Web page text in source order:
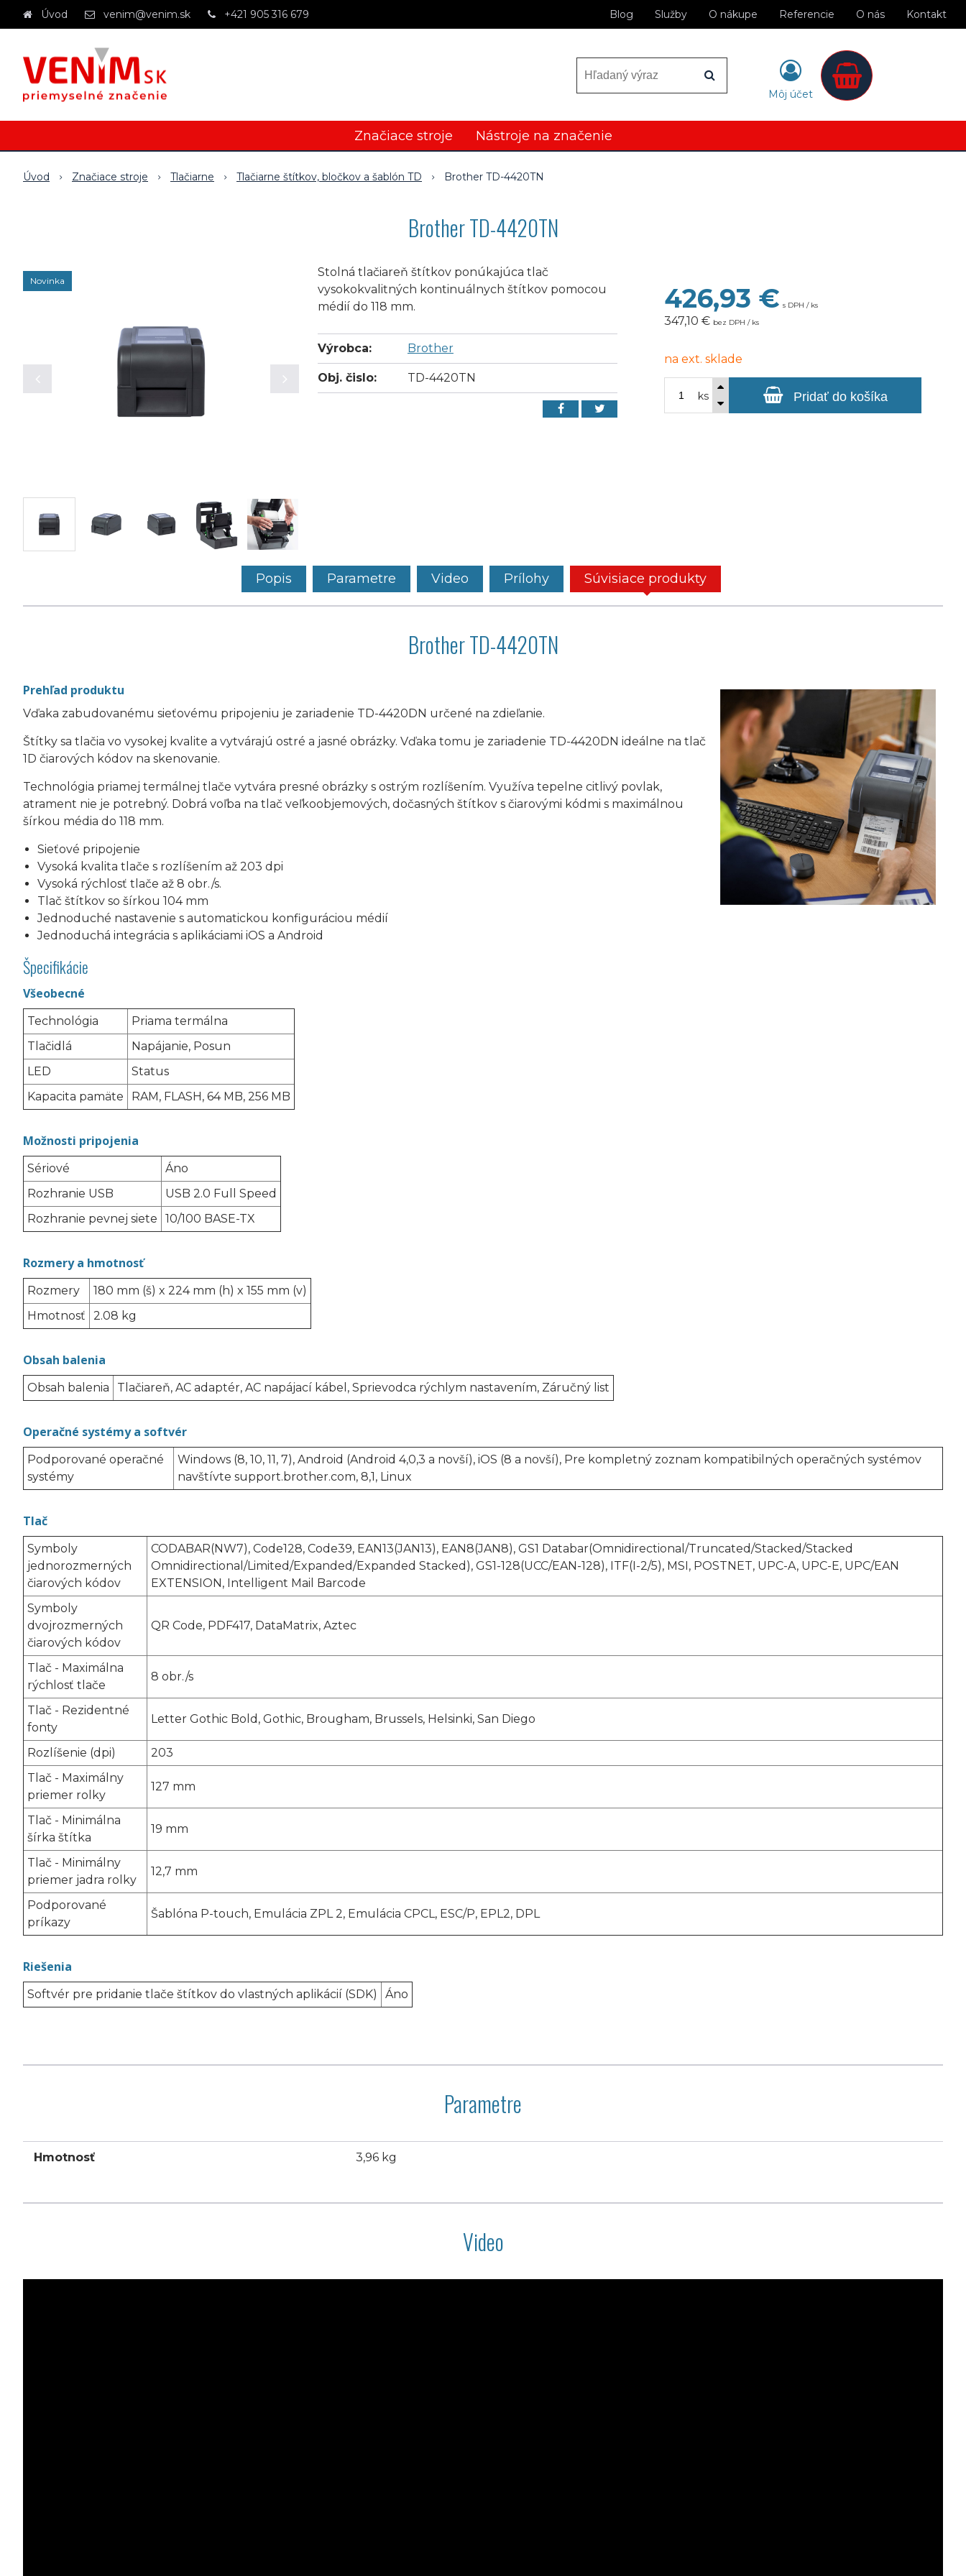
Úvod venim@venim.sk +421 905 316 679 Blog Služby O nákupe Referencie O nás Kontakt
Môj účet
Značiace stroje Nástroje na značenie
Úvod Značiace stroje Tlačiarne Tlačiarne štítkov, bločkov a šablón TD Brother TD-4420TN
Brother TD-4420TN
Novinka
426,93 € s DPH / ks
347,10 € bez DPH / ks
na ext. sklade
ks Pridať do košíka
Stolná tlačiareň štítkov ponúkajúca tlač
vysokokvalitných kontinuálnych štítkov pomocou
médií do 118 mm.
Výrobca: Brother
Obj. čislo: TD-4420TN
Popis Parametre Video Prílohy Súvisiace produkty
Brother TD-4420TN
Prehľad produktu
Vďaka zabudovanému sieťovému pripojeniu je zariadenie TD-4420DN určené na zdieľanie.
Štítky sa tlačia vo vysokej kvalite a vytvárajú ostré a jasné obrázky. Vďaka tomu je zariadenie TD-4420DN ideálne na tlač
1D čiarových kódov na skenovanie.
Technológia priamej termálnej tlače vytvára presné obrázky s ostrým rozlíšením. Využíva tepelne citlivý povlak,
atrament nie je potrebný. Dobrá voľba na tlač veľkoobjemových, dočasných štítkov s čiarovými kódmi s maximálnou
šírkou média do 118 mm.
Sieťové pripojenie
Vysoká kvalita tlače s rozlíšením až 203 dpi
Vysoká rýchlosť tlače až 8 obr./s.
Tlač štítkov so šírkou 104 mm
Jednoduché nastavenie s automatickou konfiguráciou médií
Jednoduchá integrácia s aplikáciami iOS a Android
Špecifikácie
Všeobecné
Technológia
Priama termálna
Tlačidlá
Napájanie, Posun
LED
Status
Kapacita pamäte
RAM, FLASH, 64 MB, 256 MB
Možnosti pripojenia
Sériové
Áno
Rozhranie USB
USB 2.0 Full Speed
Rozhranie pevnej siete
10/100 BASE-TX
Rozmery a hmotnosť
Rozmery
180 mm (š) x 224 mm (h) x 155 mm (v)
Hmotnosť
2.08 kg
Obsah balenia
Obsah balenia Tlačiareň, AC adaptér, AC napájací kábel, Sprievodca rýchlym nastavením, Záručný list
Operačné systémy a softvér
Podporované operačné
systémy
Windows (8, 10, 11, 7), Android (Android 4,0,3 a novší), iOS (8 a novší), Pre kompletný zoznam kompatibilných operačných systémov
navštívte support.brother.com, 8,1, Linux
Tlač
Symboly
jednorozmerných
čiarových kódov
CODABAR(NW7), Code128, Code39, EAN13(JAN13), EAN8(JAN8), GS1 Databar(Omnidirectional/Truncated/Stacked/Stacked
Omnidirectional/Limited/Expanded/Expanded Stacked), GS1-128(UCC/EAN-128), ITF(I-2/5), MSI, POSTNET, UPC-A, UPC-E, UPC/EAN
EXTENSION, Intelligent Mail Barcode
Symboly
dvojrozmerných
čiarových kódov
QR Code, PDF417, DataMatrix, Aztec
Tlač - Maximálna
rýchlosť tlače
8 obr./s
Tlač - Rezidentné
fonty
Letter Gothic Bold, Gothic, Brougham, Brussels, Helsinki, San Diego
Rozlíšenie (dpi)
203
Tlač - Maximálny
priemer rolky
127 mm
Tlač - Minimálna
šírka štítka
19 mm
Tlač - Minimálny
priemer jadra rolky
12,7 mm
Podporované
príkazy
Šablóna P-touch, Emulácia ZPL 2, Emulácia CPCL, ESC/P, EPL2, DPL
Riešenia
Softvér pre pridanie tlače štítkov do vlastných aplikácií (SDK) Áno
Parametre
Hmotnosť 3,96 kg
Video